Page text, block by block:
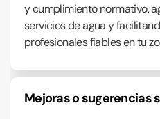
y cumplimiento normativo,
servicios de agua y
profesionales fiables en tu
Mejoras o sugerencias